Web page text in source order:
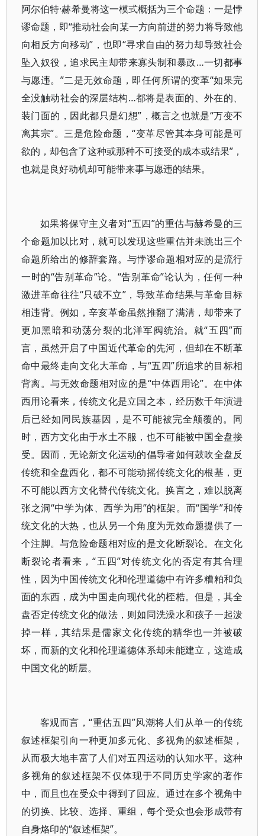
阿尔伯特·赫希曼将这一模式概括为三个命题：一是悖
谬命题，即“推动社会向某一方向前进的努力将导致他
向相反方向移动”，也即“寻求自由的努力却导致社会
坠入奴役，追求民主却带来寡头制和暴政…一切都事
与愿违。”二是无效命题，即任何所谓的变革“如果完
全没触动社会的深层结构…都将是表面的、外在的、
装门面的，因此都只是幻想”，概言之也就是“万变不
离其宗”。三是危险命题，“变革尽管其本身可能是可
欲的，却包含了这种或那种不可接受的成本或结果”，
也就是良好动机却可能带来事与愿违的结果。
如果将保守主义者对“五四”的重估与赫希曼的三
个命题加以比对，就可以发现这些重估并未跳出三个
命题所给出的修辞套路。与悖谬命题相对应的是流行
一时的“告别革命”论。“告别革命”论认为，任何一种
激进革命往往“只破不立”，导致革命结果与革命目标
相违背。例如，辛亥革命虽然推翻了满清，却带来了
更加黑暗和动荡分裂的北洋军阀统治。就“五四”而
言，虽然开启了中国近代革命的先河，但却在不断革
命中最终走向文化大革命，与“五四”所追求的目标相
背离。与无效命题相对应的是“中体西用论”。在中体
西用论看来，传统文化是立国之本，经历数千年演进
后已经如同民族基因，是不可能被完全颠覆的。同
时，西方文化由于水土不服，也不可能被中国全盘接
受。因而，无论新文化运动的倡导者如何鼓吹全盘反
传统和全盘西化，都不可能动摇传统文化的根基，更
不可能以西方文化替代传统文化。换言之，难以脱离
张之洞“中学为体、西学为用”的框架。而“国学”和传
统文化的大热，也从另一个角度为无效命题提供了一
个注脚。与危险命题相对应的是文化断裂论。在文化
断裂论者看来，“五四”对传统文化的否定有其合理
性，因为中国传统文化和伦理道德中有许多糟粕和负
面的东西，成为中国走向现代化的桎梏。但是，其全
盘否定传统文化的做法，则如同洗澡水和孩子一起泼
掉一样，其结果是儒家文化传统的精华也一并被破
坏，而新的文化和伦理道德体系却未能建立，这造成
中国文化的断层。
客观而言，“重估五四”风潮将人们从单一的传统
叙述框架引向一种更加多元化、多视角的叙述框架，
从而极大地丰富了人们对五四运动的认知水平。这种
多视角的叙述框架不仅体现于不同历史学家的著作
中，而且也在受众中得到了回应。通过在多个视角中
的切换、比较、选择、重组，每个受众也会形成带有
自身烙印的“叙述框架”。